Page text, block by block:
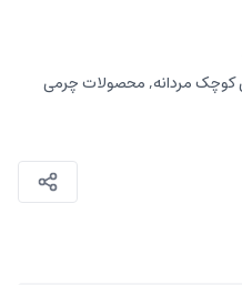
مردانه,محصولات چرمی